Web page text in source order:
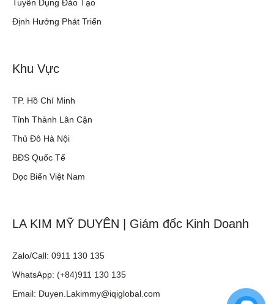
Tuyển Dụng Đào Tạo
Định Hướng Phát Triển
Khu Vực
TP. Hồ Chí Minh
Tỉnh Thành Lân Cận
Thủ Đô Hà Nội
BĐS Quốc Tế
Dọc Biển Việt Nam
LA KIM MỸ DUYÊN | Giám đốc Kinh Doanh
Zalo/Call: 0911 130 135
WhatsApp: (+84)911 130 135
Email: Duyen.Lakimmy@iqiglobal.com